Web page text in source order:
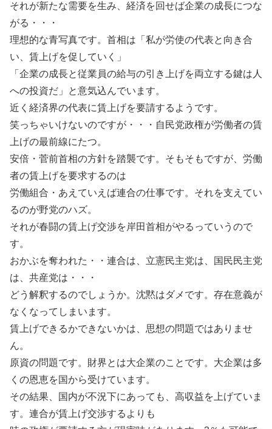
それが新たな需要を生み、経済を回せば企業の成長につな
がる・・・
理想的な青写真です。首相は「私が労使の代表と向き合
い、賃上げを促していく」
「企業の成長と従業員の給与の引き上げを両立する鍵は人
への投資だ」と意気込んでいます。
近く経済界の代表に賃上げを要請するようです。
笑っちゃいけないのですが・・・自民党政権が労働者の賃
上げの最前線にたつ。
安倍・菅前首相の方針を踏襲です。そもそもですが、労働
者の賃上げを要求するのは
労働組合・あえていえば連合の仕事です。それを支えてい
るのが野党のハズ。
それが春闘の賃上げ交渉を岸田首相がやるっていうので
す。
おかぶを奪われた・・連合は、立憲民主党は、国民民主党
は、共産党は・・・
どう解釈するのでしょうか。沈黙はダメです。存在意義が
なくなってしまいます。
賃上げできるかできないかは、思想の問題ではありませ
ん。
原資の問題です。財界とは大企業のことです。大企業は多
くの恩恵を国から受けています。
その結果、国内が不況下にあっても、高収益を上げていま
す。連合が賃上げ交渉するよりも